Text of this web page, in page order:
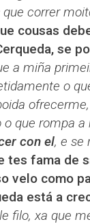
correr
cousas
se
a miña
o
que rompa a
con el, e se
tes fama de
velo como
está a
filo, xa que